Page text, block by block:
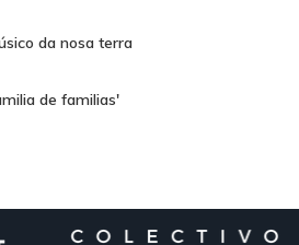
da nosa terra
de familias'